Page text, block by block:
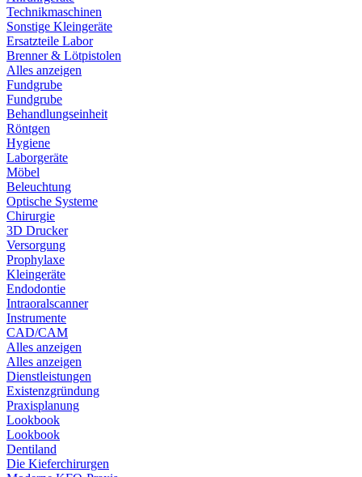
Technikmaschinen
Sonstige Kleingeräte
Ersatzteile Labor
Brenner & Lötpistolen
Alles anzeigen
Fundgrube
Fundgrube
Behandlungseinheit
Röntgen
Hygiene
Laborgeräte
Möbel
Beleuchtung
Optische Systeme
Chirurgie
3D Drucker
Versorgung
Prophylaxe
Kleingeräte
Endodontie
Intraoralscanner
Instrumente
CAD/CAM
Alles anzeigen
Alles anzeigen
Dienstleistungen
Existenzgründung
Praxisplanung
Lookbook
Lookbook
Dentiland
Die Kieferchirurgen